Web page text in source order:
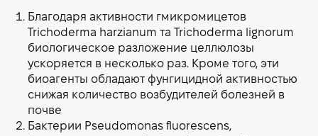
Благодаря активности гмикромицетов
Triсhoderma harzianum та Triсhoderma lignorum
биологическое разложение целлюлозы
ускоряется в несколько раз. Кроме того, эти
биоагенты обладают фунгицидной активностью
снижая количество возбудителей болезней в
почве
Бактерии Pseudomonas fluorescens,